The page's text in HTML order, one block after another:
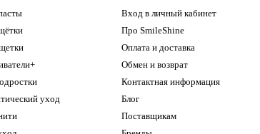
уход
Вход в личный кабинет
Про SmileShine
Оплата и доставка
Обмен и возврат
Контактная информация
Блог
Поставщикам